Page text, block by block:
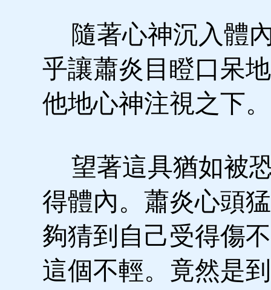
隨著心神沉入體
乎讓蕭炎目瞪口呆
他地心神注視之下。
望著這具猶如被
得體內。蕭炎心頭
夠猜到自己受得傷
這個不輕。竟然是